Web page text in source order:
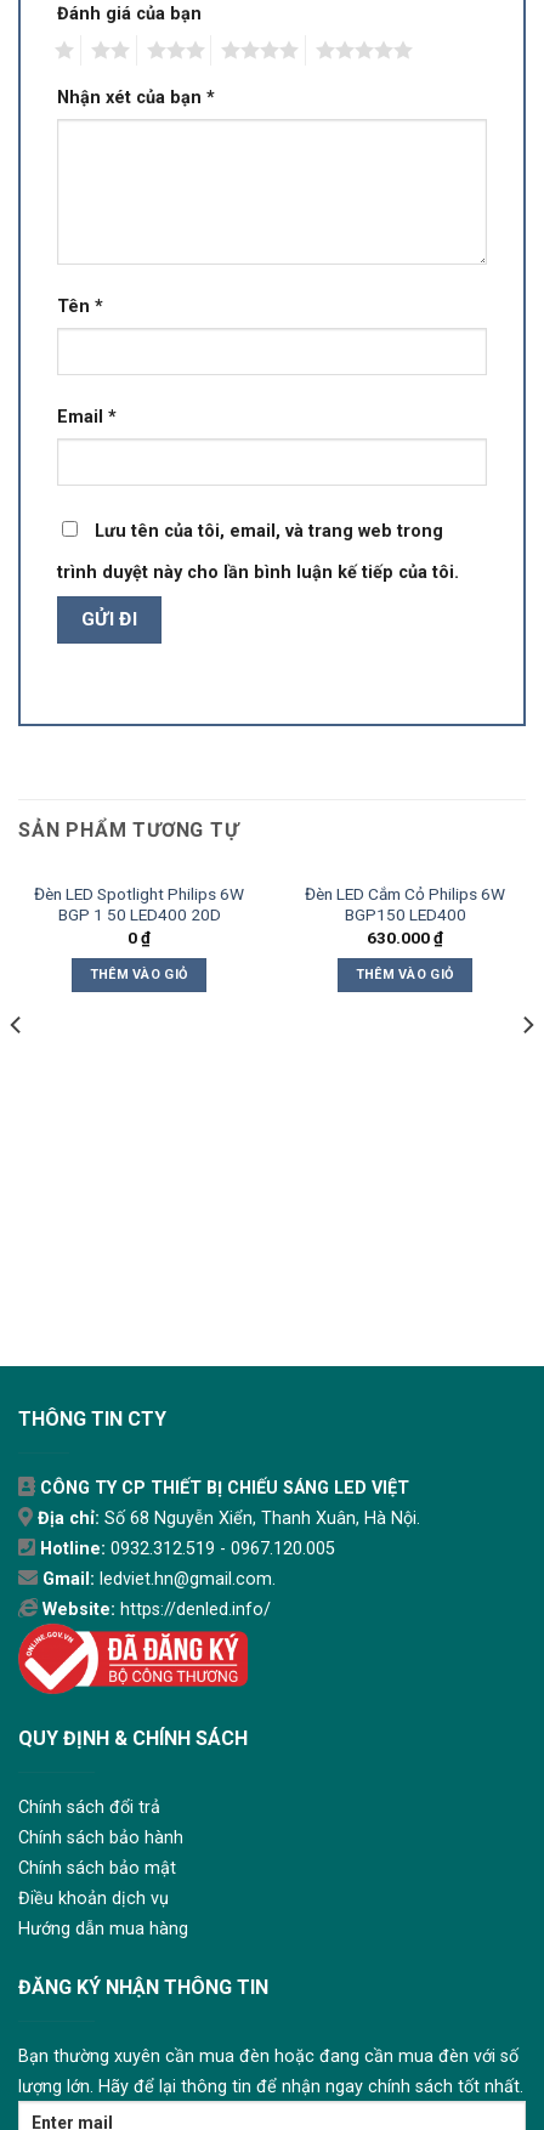
Đánh giá của bạn
Nhận xét của bạn *
Tên *
Email *
Lưu tên của tôi, email, và trang web trong
trình duyệt này cho lần bình luận kế tiếp của tôi.
SẢN PHẨM TƯƠNG TỰ
Đèn LED Spotlight Philips 6W
BGP 1 50 LED400 20D
0₫
THÊM VÀO GIỎ
Đèn LED Cắm Cỏ Philips 6W
BGP150 LED400
630.000₫
THÊM VÀO GIỎ
THÔNG TIN CTY
CÔNG TY CP THIẾT BỊ CHIẾU SÁNG LED VIỆT
Địa chỉ: Số 68 Nguyễn Xiển, Thanh Xuân, Hà Nội.
Hotline: 0932.312.519 - 0967.120.005
Gmail: ledviet.hn@gmail.com.
Website: https://denled.info/
QUY ĐỊNH & CHÍNH SÁCH
Chính sách đổi trả
Chính sách bảo hành
Chính sách bảo mật
Điều khoản dịch vụ
Hướng dẫn mua hàng
ĐĂNG KÝ NHẬN THÔNG TIN
Bạn thường xuyên cần mua đèn hoặc đang cần mua đèn với số
lượng lớn. Hãy để lại thông tin để nhận ngay chính sách tốt nhất.